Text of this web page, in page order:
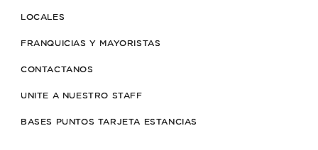
LOCALES
FRANQUICIAS Y MAYORISTAS
CONTACTANOS
UNITE A NUESTRO STAFF
BASES PUNTOS TARJETA ESTANCIAS